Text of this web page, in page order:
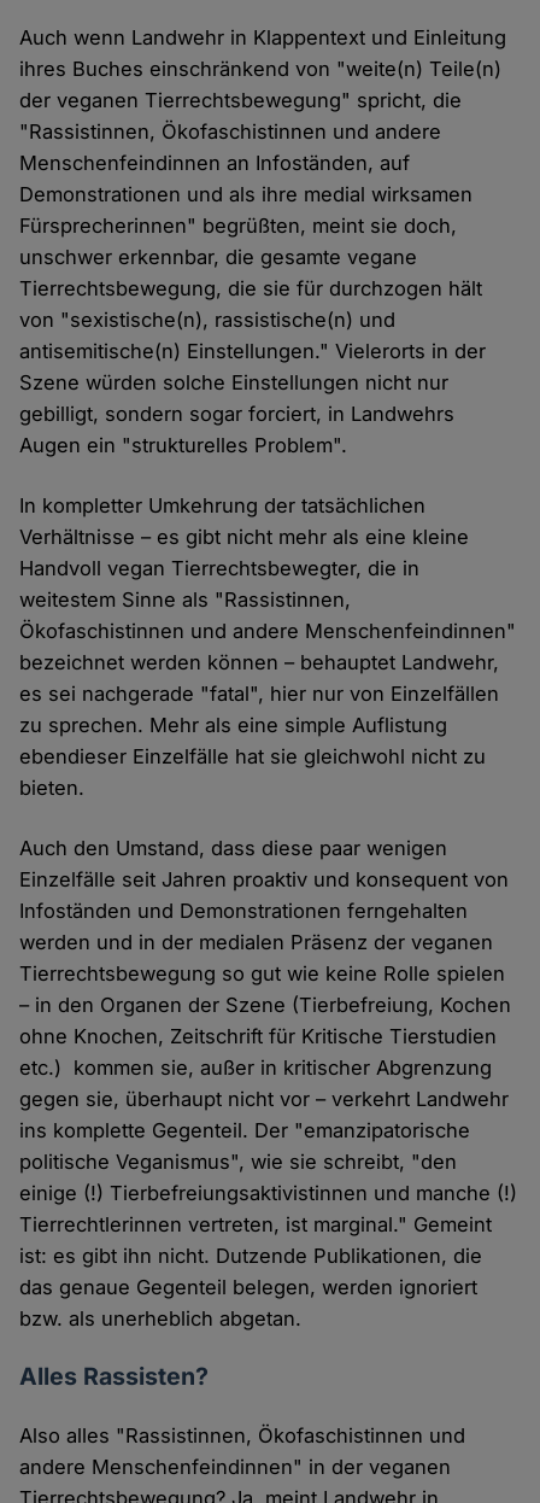
Auch wenn Landwehr in Klappentext und Einleitung
ihres Buches einschränkend von "weite(n) Teile(n)
der veganen Tierrechtsbewegung" spricht, die
"Rassistinnen, Ökofaschistinnen und andere
Menschenfeindinnen an Infoständen, auf
Demonstrationen und als ihre medial wirksamen
Fürsprecherinnen" begrüßten, meint sie doch,
unschwer erkennbar, die gesamte vegane
Tierrechtsbewegung, die sie für durchzogen hält
von "sexistische(n), rassistische(n) und
antisemitische(n) Einstellungen." Vielerorts in der
Szene würden solche Einstellungen nicht nur
gebilligt, sondern sogar forciert, in Landwehrs
Augen ein "strukturelles Problem".
In kompletter Umkehrung der tatsächlichen
Verhältnisse – es gibt nicht mehr als eine kleine
Handvoll vegan Tierrechtsbewegter, die in
weitestem Sinne als "Rassistinnen,
Ökofaschistinnen und andere Menschenfeindinnen"
bezeichnet werden können – behauptet Landwehr,
es sei nachgerade "fatal", hier nur von Einzelfällen
zu sprechen. Mehr als eine simple Auflistung
ebendieser Einzelfälle hat sie gleichwohl nicht zu
bieten.
Auch den Umstand, dass diese paar wenigen
Einzelfälle seit Jahren proaktiv und konsequent von
Infoständen und Demonstrationen ferngehalten
werden und in der medialen Präsenz der veganen
Tierrechtsbewegung so gut wie keine Rolle spielen
– in den Organen der Szene (Tierbefreiung, Kochen
ohne Knochen, Zeitschrift für Kritische Tierstudien
etc.) kommen sie, außer in kritischer Abgrenzung
gegen sie, überhaupt nicht vor – verkehrt Landwehr
ins komplette Gegenteil. Der "emanzipatorische
politische Veganismus", wie sie schreibt, "den
einige (!) Tierbefreiungsaktivistinnen und manche (!)
Tierrechtlerinnen vertreten, ist marginal." Gemeint
ist: es gibt ihn nicht. Dutzende Publikationen, die
das genaue Gegenteil belegen, werden ignoriert
bzw. als unerheblich abgetan.
Alles Rassisten?
Also alles "Rassistinnen, Ökofaschistinnen und
andere Menschenfeindinnen" in der veganen